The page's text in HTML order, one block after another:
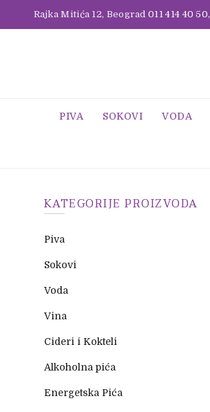
Rajka Mitića 12, Beograd011 414 40 50,
PIVA SOKOVI VODA
KATEGORIJE PROIZVODA
Piva
Sokovi
Voda
Vina
Cideri i Kokteli
Alkoholna pića
Energetska Pića